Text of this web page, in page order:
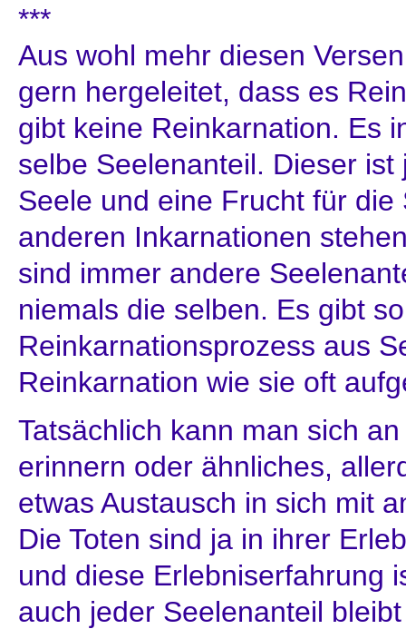
***
Aus wohl mehr diesen
gern hergeleitet, dass es
gibt keine Reinkarnation. Es
selbe Seelenanteil. Dieser
Seele und eine Frucht für
anderen Inkarnationen
sind immer andere
niemals die selben. Es gibt
Reinkarnationsprozess aus
Reinkarnation wie sie oft
Tatsächlich kann man sich
erinnern oder ähnliches,
etwas Austausch in sich mit
Die Toten sind ja in ihrer
und diese Erlebniserfahrung
auch jeder Seelenanteil